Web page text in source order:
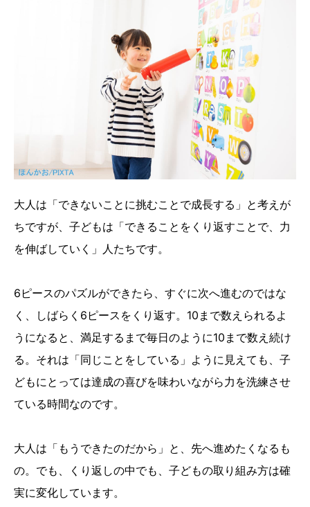
大人は「できないことに挑むことで成長する」と考えが
ちですが、子どもは「できることをくり返すことで、力
を伸ばしていく」人たちです。
6ピースのパズルができたら、すぐに次へ進むのではな
く、しばらく6ピースをくり返す。10まで数えられるよ
うになると、満足するまで毎日のように10まで数え続け
る。それは「同じことをしている」ように見えても、子
どもにとっては達成の喜びを味わいながら力を洗練させ
ている時間なのです。
大人は「もうできたのだから」と、先へ進めたくなるも
の。でも、くり返しの中でも、子どもの取り組み方は確
実に変化しています。